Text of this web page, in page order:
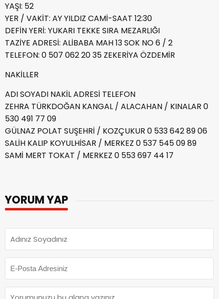
YAŞI: 52
YER / VAKİT: AY YILDIZ CAMİ-SAAT 12:30
DEFİN YERİ: YUKARI TEKKE SIRA MEZARLIĞI
TAZİYE ADRESİ: ALİBABA MAH 13 SOK NO 6 / 2
TELEFON: 0 507 062 20 35 ZEKERİYA ÖZDEMİR
NAKİLLER
ADI SOYADI NAKİL ADRESİ TELEFON
ZEHRA TÜRKDOĞAN KANGAL / ALACAHAN / KINALAR 0
530 491 77 09
GÜLNAZ POLAT SUŞEHRİ / KOZÇUKUR 0 533 642 89 06
SALİH KALIP KOYULHİSAR / MERKEZ 0 537 545 09 89
SAMİ MERT TOKAT / MERKEZ 0 553 697 44 17
YORUM YAP